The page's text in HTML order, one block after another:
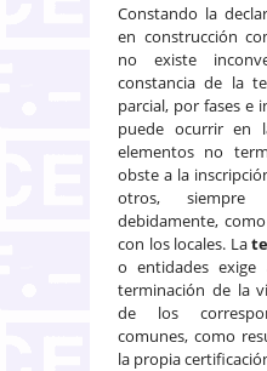
Constando la
en construcción
no existe
constancia de la
parcial, por fases e
puede ocurrir en
elementos no
obste a la
otros,
debidamente,
con los locales. La
o entidades
terminación de la
de los
comunes, como
la propia